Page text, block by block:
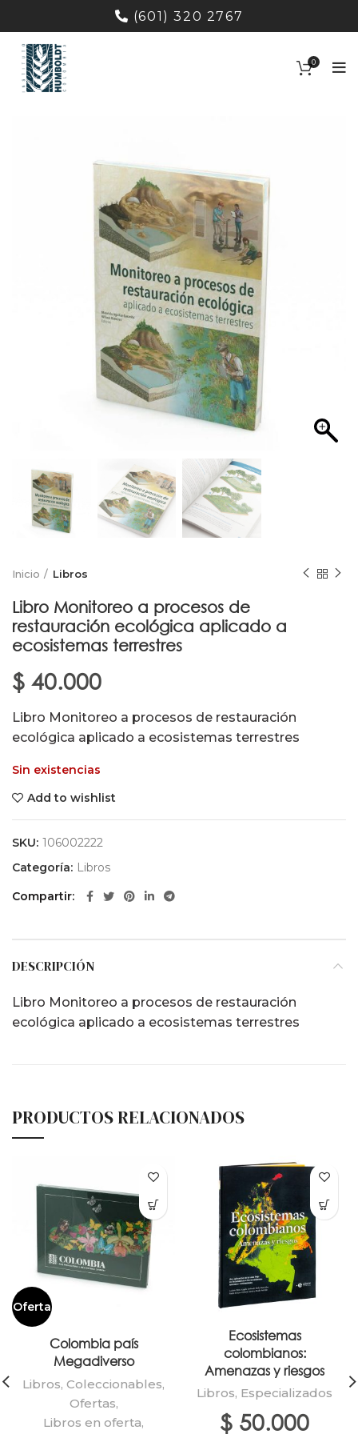
(601) 320 2767
0
Inicio Libros
Libro Monitoreo a procesos de
restauración ecológica aplicado a
ecosistemas terrestres
$ 40.000
Libro Monitoreo a procesos de restauración
ecológica aplicado a ecosistemas terrestres
Sin existencias
Add to wishlist
SKU: 106002222
Categoría: Libros
Compartir
DESCRIPCIÓN
Libro Monitoreo a procesos de restauración
ecológica aplicado a ecosistemas terrestres
PRODUCTOS RELACIONADOS
Oferta
Colombia país
Megadiverso
Libros, Coleccionables,
Ofertas,
Libros en oferta,
Ecosistemas
colombianos:
Amenazas y riesgos
Libros, Especializados
$ 50.000